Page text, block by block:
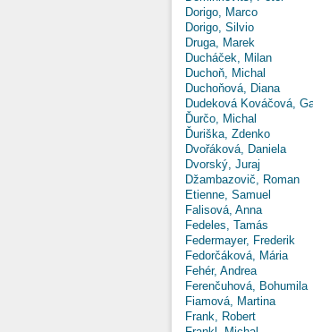
Dorigo, Marco
Dorigo, Silvio
Druga, Marek
Ducháček, Milan
Duchoň, Michal
Duchoňová, Diana
Dudeková Kováčová,
Ďurčo, Michal
Ďuriška, Zdenko
Dvořáková, Daniela
Dvorský, Juraj
Džambazovič, Roman
Etienne, Samuel
Falisová, Anna
Fedeles, Tamás
Federmayer, Frederik
Fedorčáková, Mária
Fehér, Andrea
Ferenčuhová, Bohumila
Fiamová, Martina
Frank, Robert